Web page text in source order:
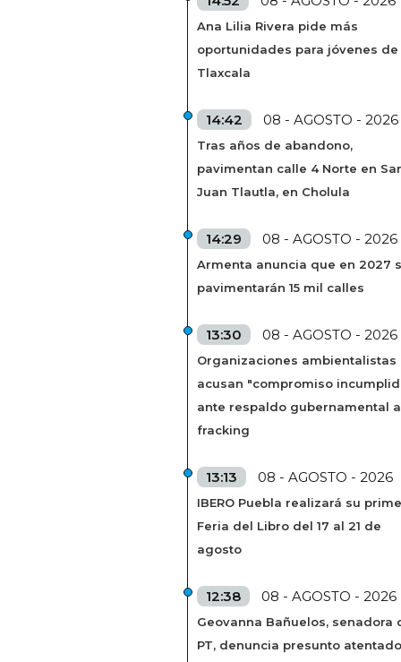
Ana Lilia Rivera pide más
oportunidades para jóvenes de
Tlaxcala
14:42 08 - AGOSTO - 2026
Tras años de abandono,
pavimentan calle 4 Norte en
Juan Tlautla, en Cholula
14:29 08 - AGOSTO - 2026
Armenta anuncia que en 2027
pavimentarán 15 mil calles
13:30 08 - AGOSTO - 2026
Organizaciones ambientalistas
acusan "compromiso
ante respaldo gubernamental
fracking
13:13 08 - AGOSTO - 2026
IBERO Puebla realizará su
Feria del Libro del 17 al 21 de
agosto
12:38 08 - AGOSTO - 2026
Geovanna Bañuelos, senadora
PT, denuncia presunto atentado